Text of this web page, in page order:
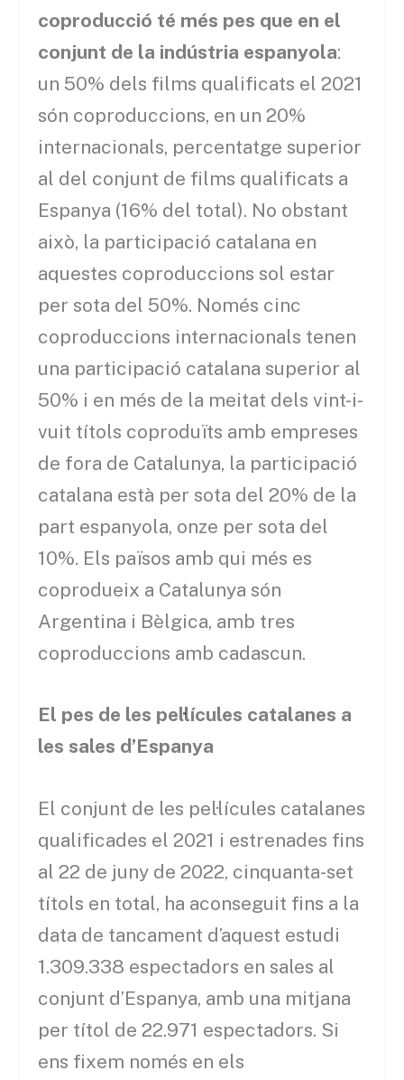
coproducció té més pes que en el
conjunt de la indústria espanyola:
un 50% dels films qualificats el 2021
són coproduccions, en un 20%
internacionals, percentatge superior
al del conjunt de films qualificats a
Espanya (16% del total). No obstant
això, la participació catalana en
aquestes coproduccions sol estar
per sota del 50%. Només cinc
coproduccions internacionals tenen
una participació catalana superior al
50% i en més de la meitat dels vint-i-
vuit títols coproduïts amb empreses
de fora de Catalunya, la participació
catalana està per sota del 20% de la
part espanyola, onze per sota del
10%. Els països amb qui més es
coprodueix a Catalunya són
Argentina i Bèlgica, amb tres
coproduccions amb cadascun.
El pes de les pel·lícules catalanes a
les sales d’Espanya
El conjunt de les pel·lícules catalanes
qualificades el 2021 i estrenades fins
al 22 de juny de 2022, cinquanta-set
títols en total, ha aconseguit fins a la
data de tancament d’aquest estudi
1.309.338 espectadors en sales al
conjunt d’Espanya, amb una mitjana
per títol de 22.971 espectadors. Si
ens fixem només en els